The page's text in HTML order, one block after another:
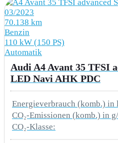
6NJ Dachhimmel in
7M1 Einstiegsleisten
vorn
LICHT & SICHT
8G1 Fernlichtassistent
PX2 LED-
Heckleuchten mit
03/2023
70.138 km
Benzin
110 kW (150 PS)
Automatik
Audi A4 Avant 35 TFSI
LED Navi AHK PDC
Energieverbrauch (komb.) in
CO₂-Emissionen (komb.) in
CO₂-Klasse: